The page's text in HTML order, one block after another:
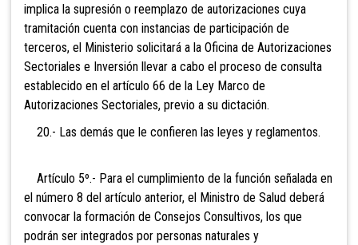
implica la supresión o reemplazo de autorizaciones cuya
tramitación cuenta con instancias de participación de
terceros, el Ministerio solicitará a la Oficina de Autorizaciones
Sectoriales e Inversión llevar a cabo el proceso de consulta
establecido en el artículo 66 de la Ley Marco de
Autorizaciones Sectoriales, previo a su dictación.
20.- Las demás que le confieren las leyes y reglamentos.
Artículo 5º.- Para el cumplimiento de la función señalada en
el número 8 del artículo anterior, el Ministro de Salud deberá
convocar la formación de Consejos Consultivos, los que
podrán ser integrados por personas naturales y